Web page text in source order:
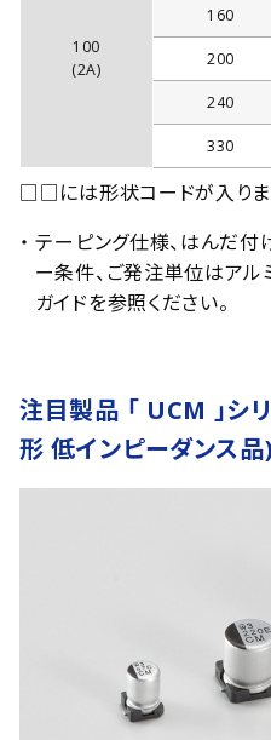
100
(2A)
160
200
240
330
□□には形状コードが入りま
・ テーピング仕様、はんだ
ー条件、ご発注単位はア
ガイドを参照ください。
注目製品 「 UCM 」シ
形 低インピーダンス品)